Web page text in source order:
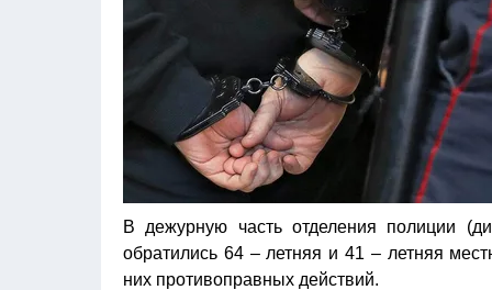
В дежурную часть отделения полиции
обратились 64 – летняя и 41 – летняя
них противоправных действий.